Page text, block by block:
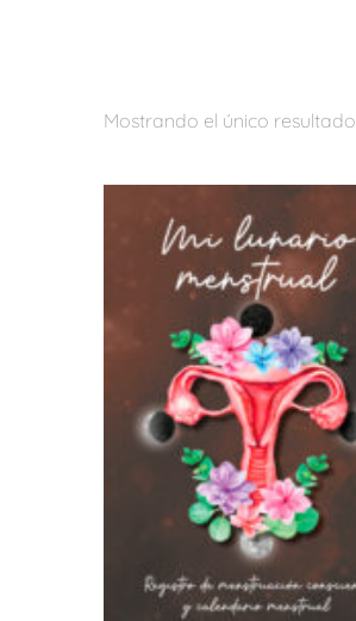
Mostrando el único resultado